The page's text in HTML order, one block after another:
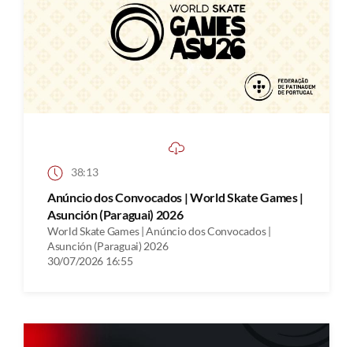
38:13
Anúncio dos Convocados | World Skate Games |
Asunción (Paraguai) 2026
World Skate Games | Anúncio dos Convocados |
Asunción (Paraguai) 2026
30/07/2026 16:55